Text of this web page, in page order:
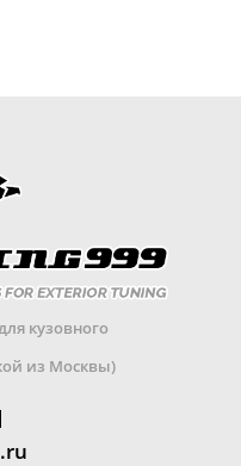
кузовного
из Москвы)